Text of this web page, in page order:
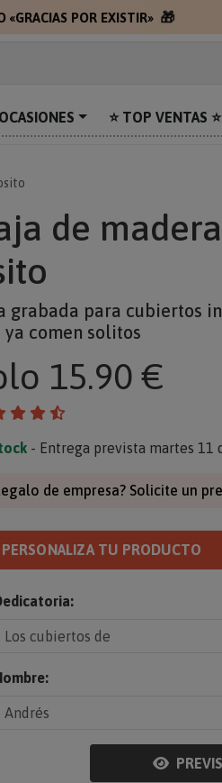
POR EXISTIR» 🎁
OCASIONES ⭐ TOP VENTAS ⭐
de
grabada para cubiertos
ya comen solitos
15.90 €
- Entrega prevista martes 11
de empresa? Solicite un
TU PRODUCTO